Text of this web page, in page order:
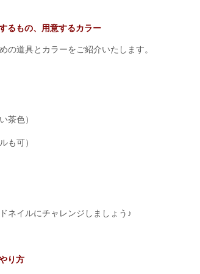
るもの、用意するカラー
の道具とカラーをご紹介いたします。
茶色）
も可）
ネイルにチャレンジしましょう♪
り方